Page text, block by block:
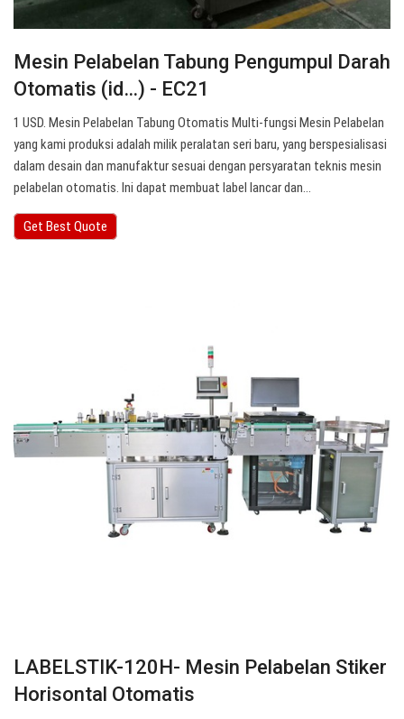
Mesin Pelabelan Tabung Pengumpul Darah
Otomatis (id…) - EC21
1 USD. Mesin Pelabelan Tabung Otomatis Multi-fungsi Mesin Pelabelan
yang kami produksi adalah milik peralatan seri baru, yang berspesialisasi
dalam desain dan manufaktur sesuai dengan persyaratan teknis mesin
pelabelan otomatis. Ini dapat membuat label lancar dan…
Get Best Quote
LABELSTIK-120H- Mesin Pelabelan Stiker
Horisontal Otomatis